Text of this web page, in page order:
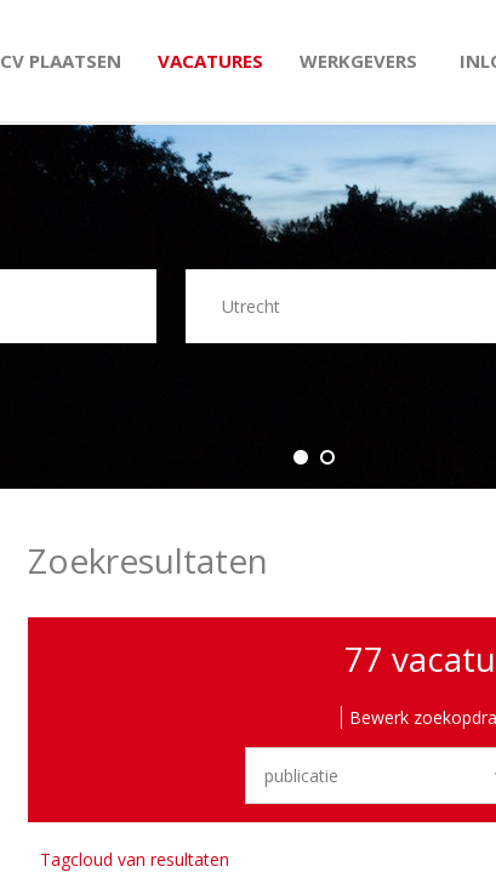
CV PLAATSEN VACATURES WERKGEVERS
Zoekresultaten
77
Bewerk
Tagcloud van resultaten